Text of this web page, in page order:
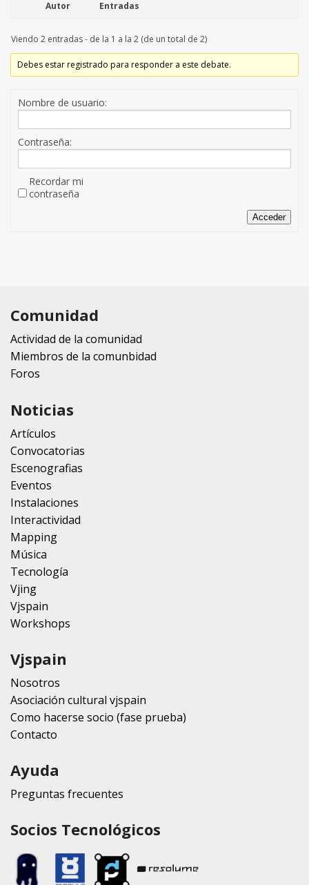
Autor Entradas
Viendo 2 entradas - de la 1 a la 2 (de un total de 2)
Debes estar registrado para responder a este debate.
Nombre de usuario:
Contraseña:
Recordar mi
contraseña
Acceder
Comunidad
Actividad de la comunidad
Miembros de la comunbidad
Foros
Noticias
Artículos
Convocatorias
Escenografias
Eventos
Instalaciones
Interactividad
Mapping
Música
Tecnología
Vjing
Vjspain
Workshops
Vjspain
Nosotros
Asociación cultural vjspain
Como hacerse socio (fase prueba)
Contacto
Ayuda
Preguntas frecuentes
Socios Tecnológicos